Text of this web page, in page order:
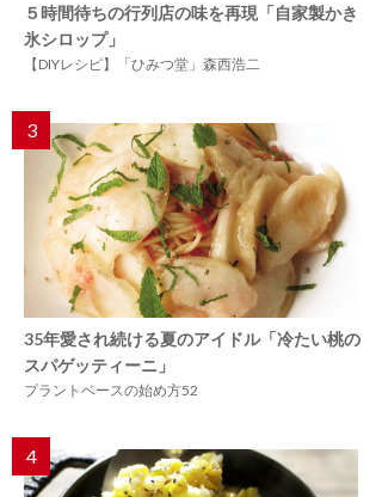
５時間待ちの行列店の味を再現「自家製かき
氷シロップ」
【DIYレシピ】「ひみつ堂」森西浩二
3
35年愛され続ける夏のアイドル「冷たい桃の
スパゲッティーニ」
プラントベースの始め方52
4